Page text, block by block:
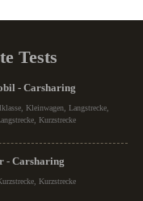
Tests
- Carsharing
Kleinwagen, Langstrecke,
Kurzstrecke
- Carsharing
Kurzstrecke